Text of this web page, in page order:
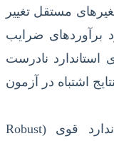
مستقل تغییر
برآوردهای ضرایب
استاندارد نادرست
اشتباه در آزمون
استفاده از خطاهای استاندارد قوی (Robust